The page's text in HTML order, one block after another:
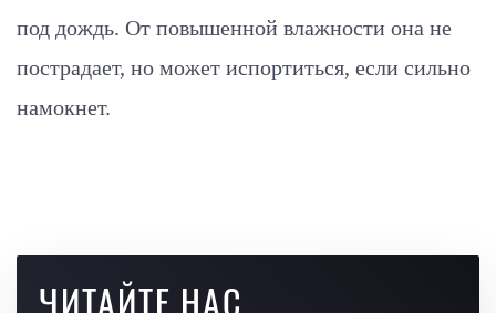
под дождь. От повышенной влажности она не
пострадает, но может испортиться, если сильно
намокнет.
ЧИТАЙТЕ НАС